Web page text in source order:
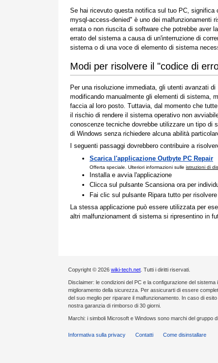
Se hai ricevuto questa notifica sul tuo PC,
mysql-access-denied" è uno dei malfunzionamenti
errata o non riuscita di software che potrebbe aver
errato del sistema a causa di un'interruzione di
sistema o di una voce di elemento di sistema
Modi per risolvere il "codice di
Per una risoluzione immediata, gli utenti avanzati
modificando manualmente gli elementi di sistema,
faccia al loro posto. Tuttavia, dal momento che
il rischio di rendere il sistema operativo non
conoscenze tecniche dovrebbe utilizzare un tipo di
di Windows senza richiedere alcuna abilità
I seguenti passaggi dovrebbero contribuire a
Scarica l'applicazione Outbyte PC Repair
Offerta speciale. Ulteriori informazioni sulle istruzioni di
Installa e avvia l'applicazione
Clicca sul pulsante Scansiona ora per
Fai clic sul pulsante Ripara tutto per
La stessa applicazione può essere utilizzata per
altri malfunzionament di sistema si ripresentino in
Copyright © 2026 wiki-tech.net . Tutti i diritti riservati.
Disclaimer: le condizioni del PC e la configurazione del
miglioramento della sicurezza. Per assicurarti di essere
del suo meglio per riparare il malfunzionamento. In caso di
nostra garanzia di rimborso di 30 giorni.
Marchi: i simboli Microsoft e Windows sono marchi del gruppo
Informativa sulla privacy Contatti Come disinstallare